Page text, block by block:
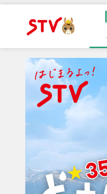
ＳＴＶ札
幌テレビ
ュ
ー